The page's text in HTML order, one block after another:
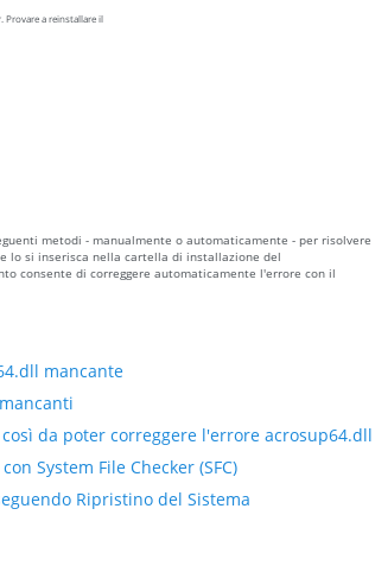
Provare a reinstallare il
metodi - manualmente o automaticamente - per risolvere
lo si inserisca nella cartella di installazione del
consente di correggere automaticamente l'errore con il
mancante
da poter correggere l'errore acrosup64.dll
System File Checker (SFC)
Ripristino del Sistema